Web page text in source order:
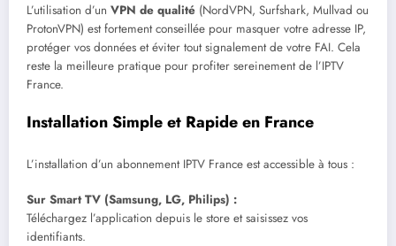
L’utilisation d’un VPN de qualité (NordVPN, Surfshark, Mullvad ou
ProtonVPN) est fortement conseillée pour masquer votre adresse IP,
protéger vos données et éviter tout signalement de votre FAI. Cela
reste la meilleure pratique pour profiter sereinement de l’IPTV
France.
Installation Simple et Rapide en France
L’installation d’un abonnement IPTV France est accessible à tous :
Sur Smart TV (Samsung, LG, Philips) :
Téléchargez l’application depuis le store et saisissez vos
identifiants.